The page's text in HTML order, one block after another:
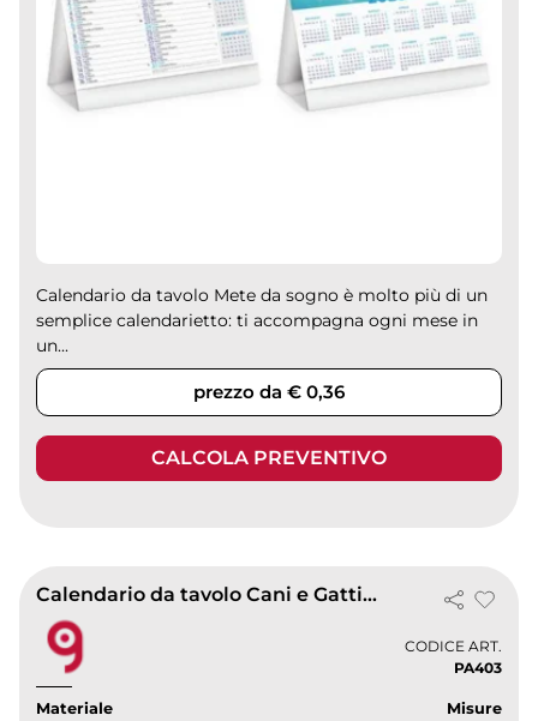
Calendario da tavolo Mete da sogno è molto più di un
semplice calendarietto: ti accompagna ogni mese in
un...
prezzo da € 0,36
CALCOLA PREVENTIVO
Calendario da tavolo Cani e Gatti 2027, 19x14.5cm, 13 fogli
CODICE ART.
PA403
Materiale
Misure